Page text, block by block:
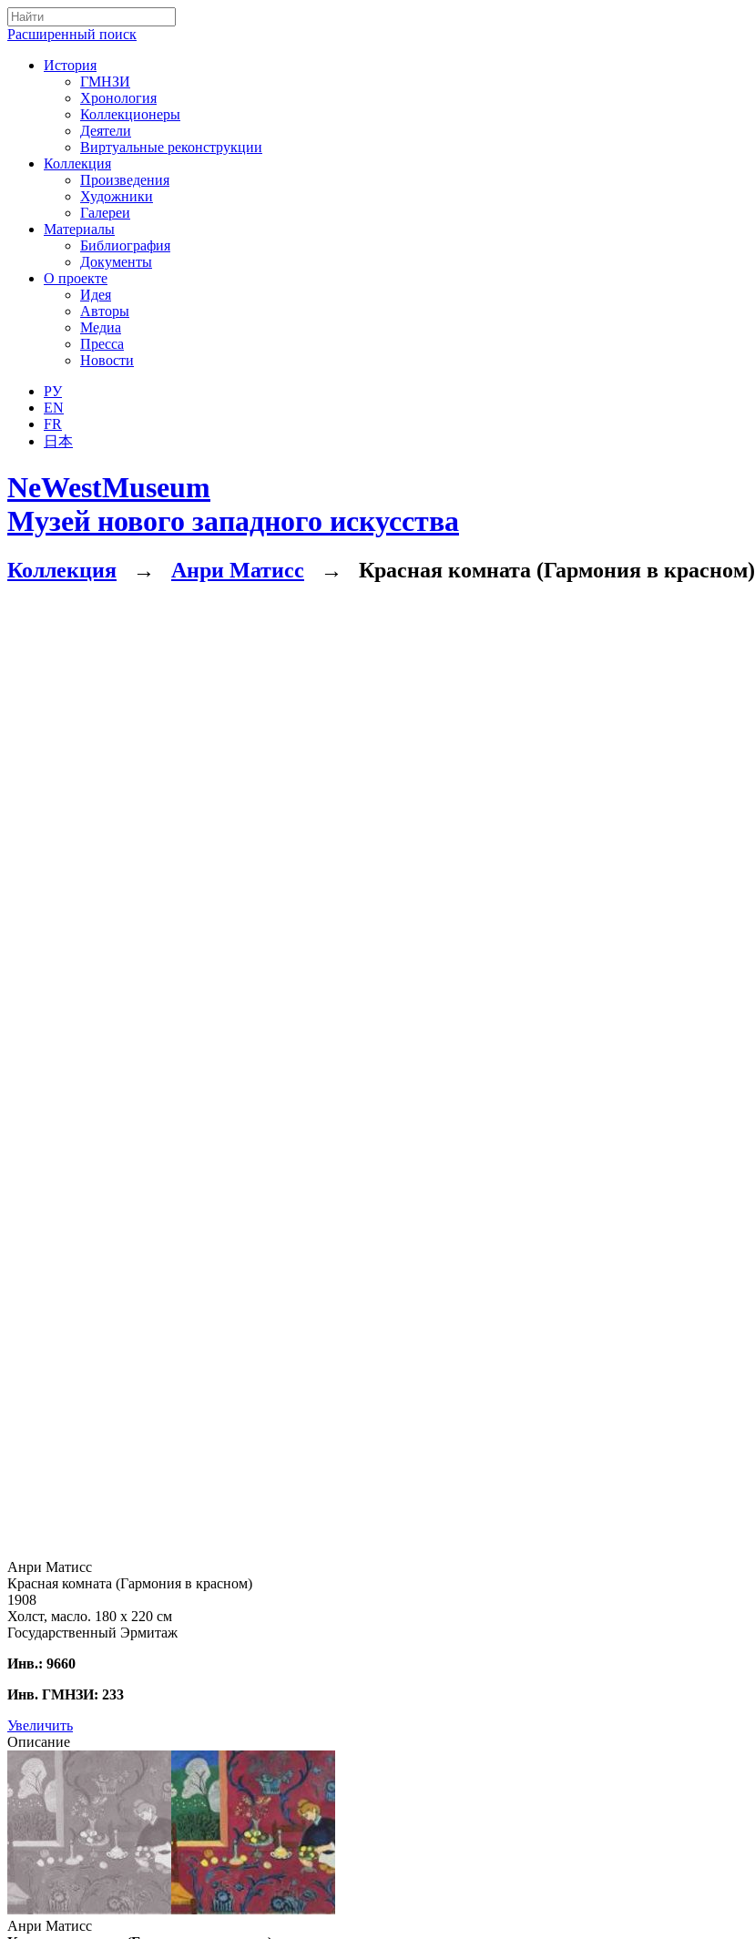
Расширенный поиск
История
ГМНЗИ
Хронология
Коллекционеры
Деятели
Виртуальные реконструкции
Коллекция
Произведения
Художники
Галереи
Материалы
Библиография
Документы
О проекте
Идея
Авторы
Медиа
Пресса
Новости
РУ
EN
FR
日本
NeWestMuseum
Музей нового западного искусства
Коллекция → Анри Матисс → Красная комната (Гармония в красном)
Анри Матисс
Красная комната (Гармония в красном)
1908
Холст, масло. 180 х 220 см
Государственный Эрмитаж
Инв.: 9660
Инв. ГМНЗИ: 233
Увеличить
Описание
Анри Матисс